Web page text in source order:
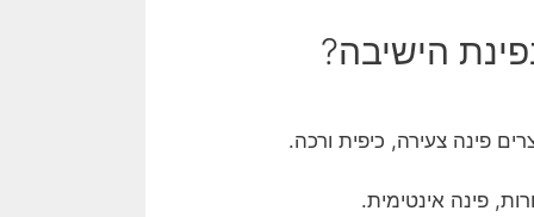
הישיבה?
פינה צעירה, כיפית ורכה.
פינה אינטימית.